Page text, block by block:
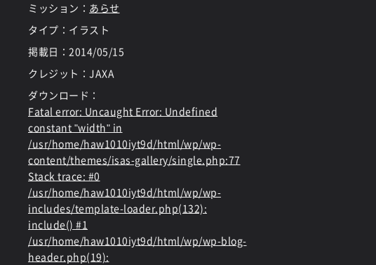
ミッション： あらせ
タイプ：イラスト
掲載日： 2014/05/15
クレジット：JAXA
ダウンロード：
Fatal error: Uncaught Error: Undefined
constant "width" in
/usr/home/haw1010iyt9d/html/wp/wp-
content/themes/isas-gallery/single.php:77
Stack trace: #0
/usr/home/haw1010iyt9d/html/wp/wp-
includes/template-loader.php(132):
include() #1
/usr/home/haw1010iyt9d/html/wp/wp-blog-
header.php(19):